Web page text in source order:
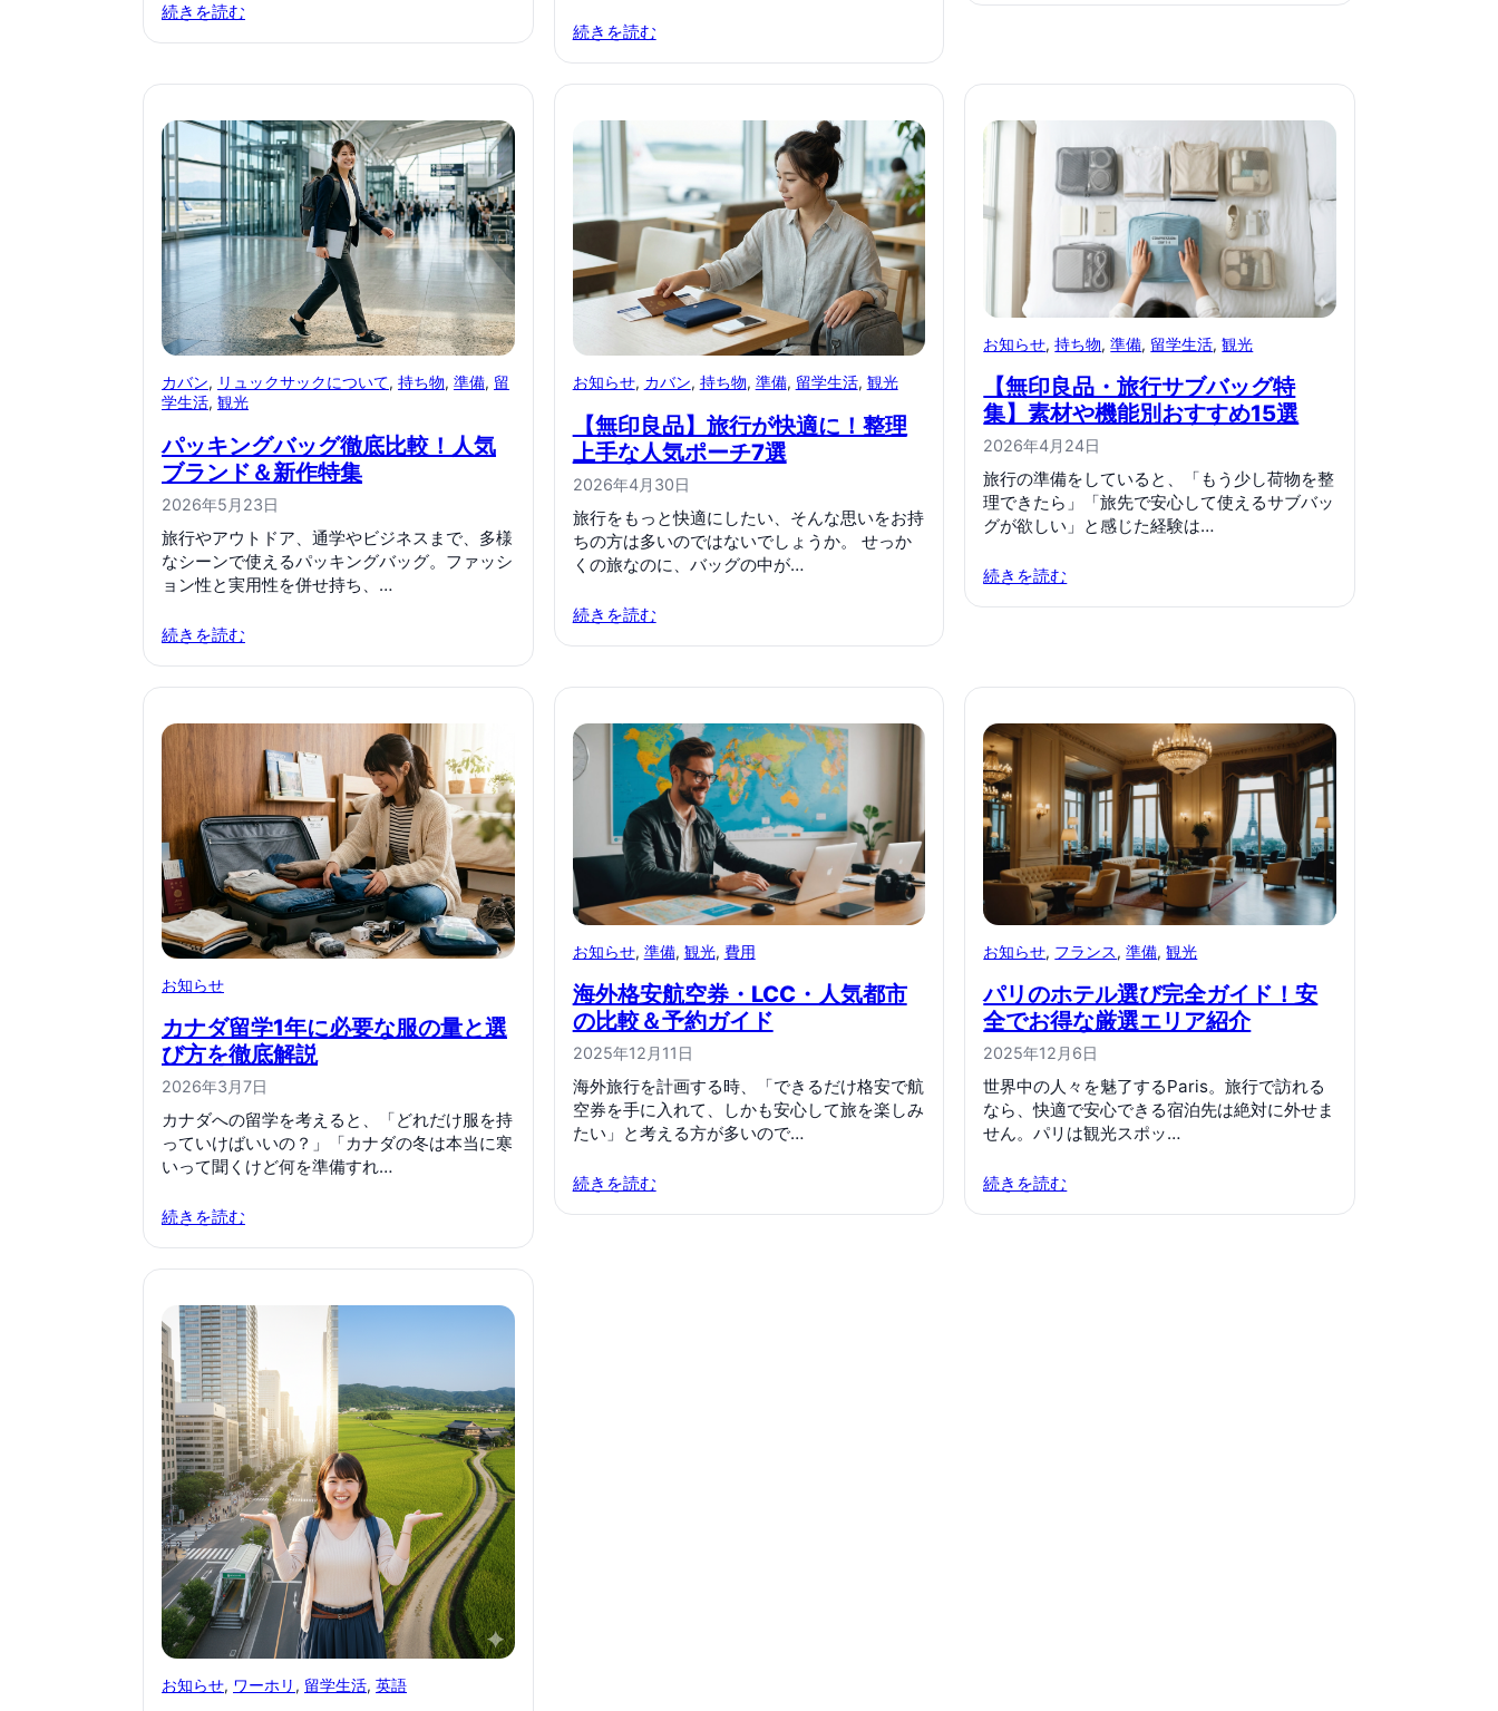
続きを読む
続きを読む
カバン, リュックサックについて, 持ち物, 準備, 留
学生活, 観光
パッキングバッグ徹底比較！人気
ブランド＆新作特集
2026年5月23日
旅行やアウトドア、通学やビジネスまで、多様
なシーンで使えるパッキングバッグ。ファッシ
ョン性と実用性を併せ持ち、…
続きを読む
お知らせ, カバン, 持ち物, 準備, 留学生活, 観光
【無印良品】旅行が快適に！整理
上手な人気ポーチ7選
2026年4月30日
旅行をもっと快適にしたい、そんな思いをお持
ちの方は多いのではないでしょうか。 せっか
くの旅なのに、バッグの中が…
続きを読む
お知らせ, 持ち物, 準備, 留学生活, 観光
【無印良品・旅行サブバッグ特
集】素材や機能別おすすめ15選
2026年4月24日
旅行の準備をしていると、「もう少し荷物を整
理できたら」「旅先で安心して使えるサブバッ
グが欲しい」と感じた経験は…
続きを読む
お知らせ
カナダ留学1年に必要な服の量と選
び方を徹底解説
2026年3月7日
カナダへの留学を考えると、「どれだけ服を持
っていけばいいの？」「カナダの冬は本当に寒
いって聞くけど何を準備すれ…
続きを読む
お知らせ, 準備, 観光, 費用
海外格安航空券・LCC・人気都市
の比較＆予約ガイド
2025年12月11日
海外旅行を計画する時、「できるだけ格安で航
空券を手に入れて、しかも安心して旅を楽しみ
たい」と考える方が多いので…
続きを読む
お知らせ, フランス, 準備, 観光
パリのホテル選び完全ガイド！安
全でお得な厳選エリア紹介
2025年12月6日
世界中の人々を魅了するParis。旅行で訪れる
なら、快適で安心できる宿泊先は絶対に外せま
せん。パリは観光スポッ…
続きを読む
お知らせ, ワーホリ , 留学生活, 英語